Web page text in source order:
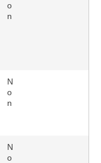
o
n
N
o
n
N
o